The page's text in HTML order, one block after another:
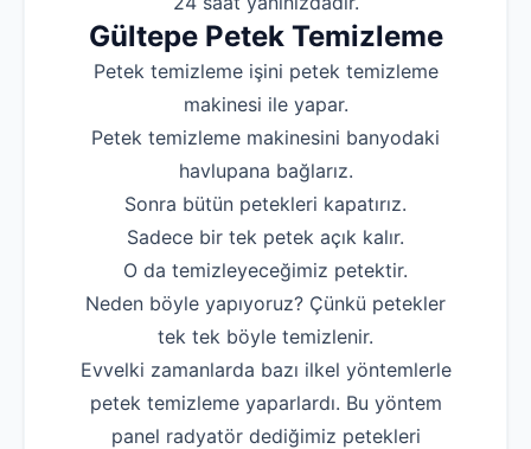
Robotla
Su Kaçağı
Profesyonel Petek
Uzmana Sor
Hakkımızda
İletişim
Gültepe Petek Temizleme
Petek temizleme işini petek temizleme
makinesi ile yapar.
Petek temizleme makinesini banyodaki
havlupana bağlarız.
Sonra bütün petekleri kapatırız.
Sadece bir tek petek açık kalır.
O da temizleyeceğimiz petektir.
Neden böyle yapıyoruz? Çünkü petekler
tek tek böyle temizlenir.
Evvelki zamanlarda bazı ilkel yöntemlerle
petek temizleme yaparlardı. Bu yöntem
panel radyatör dediğimiz petekleri